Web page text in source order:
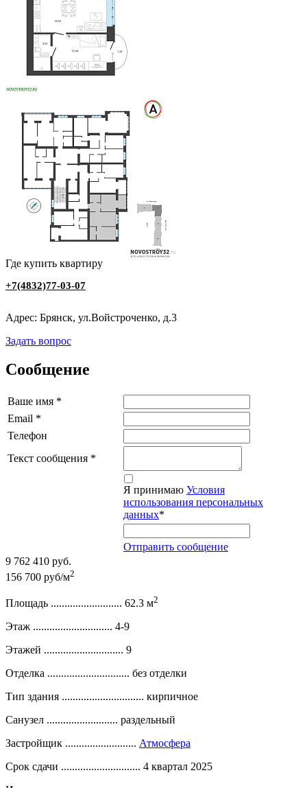
Где купить квартиру
+7(4832)77-03-07
Адрес: Брянск, ул.Войстроченко, д.3
Задать вопрос
Сообщение
Ваше имя *
Email *
Телефон
Текст сообщения *
Я принимаю Условия
использования персональных
данных*
Отправить сообщение
9 762 410 руб.
156 700 руб/м2
Площадь .......................... 62.3 м2
Этаж ............................. 4-9
Этажей ............................. 9
Отделка .............................. без отделки
Тип здания .............................. кирпичное
Санузел .......................... раздельный
Застройщик .......................... Атмосфера
Срок сдачи ............................. 4 квартал 2025